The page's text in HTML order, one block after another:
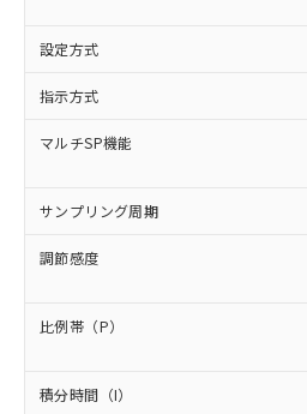
設定方式
指示方式
マルチSP機能
サンプリング周期
調節感度
比例帯（P）
積分時間（I）